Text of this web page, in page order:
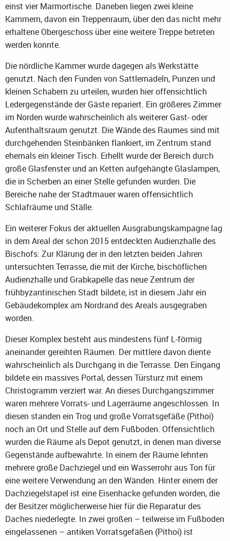
einst vier Marmortische. Daneben liegen zwei kleine
Kammern, davon ein Treppenraum, über den das nicht mehr
erhaltene Obergeschoss über eine weitere Treppe betreten
werden konnte.
Die nördliche Kammer wurde dagegen als Werkstätte
genutzt. Nach den Funden von Sattlernadeln, Punzen und
kleinen Schabern zu urteilen, wurden hier offensichtlich
Ledergegenstände der Gäste repariert. Ein größeres Zimmer
im Norden wurde wahrscheinlich als weiterer Gast- oder
Aufenthaltsraum genutzt. Die Wände des Raumes sind mit
durchgehenden Steinbänken flankiert, im Zentrum stand
ehemals ein kleiner Tisch. Erhellt wurde der Bereich durch
große Glasfenster und an Ketten aufgehängte Glaslampen,
die in Scherben an einer Stelle gefunden wurden. Die
Bereiche nahe der Stadtmauer waren offensichtlich
Schlafräume und Ställe.
Ein weiterer Fokus der aktuellen Ausgrabungskampagne lag
in dem Areal der schon 2015 entdeckten Audienzhalle des
Bischofs: Zur Klärung der in den letzten beiden Jahren
untersuchten Terrasse, die mit der Kirche, bischöflichen
Audienzhalle und Grabkapelle das neue Zentrum der
frühbyzantinischen Stadt bildete, ist in diesem Jahr ein
Gebäudekomplex am Nordrand des Areals ausgegraben
worden.
Dieser Komplex besteht aus mindestens fünf L-förmig
aneinander gereihten Räumen. Der mittlere davon diente
wahrscheinlich als Durchgang in die Terrasse. Den Eingang
bildete ein massives Portal, dessen Türsturz mit einem
Christogramm verziert war. An dieses Durchgangszimmer
waren mehrere Vorrats- und Lagerräume angeschlossen. In
diesen standen ein Trog und große Vorratsgefäße (Pithoi)
noch an Ort und Stelle auf dem Fußboden. Offensichtlich
wurden die Räume als Depot genutzt, in denen man diverse
Gegenstände aufbewahrte. In einem der Räume lehnten
mehrere große Dachziegel und ein Wasserrohr aus Ton für
eine weitere Verwendung an den Wänden. Hinter einem der
Dachziegelstapel ist eine Eisenhacke gefunden worden, die
der Besitzer möglicherweise hier für die Reparatur des
Daches niederlegte. In zwei großen – teilweise im Fußboden
eingelassenen – antiken Vorratsgefäßen (Pithoi) ist